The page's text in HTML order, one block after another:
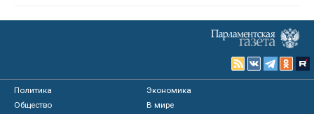
Политика
Экономика
Общество
В мире